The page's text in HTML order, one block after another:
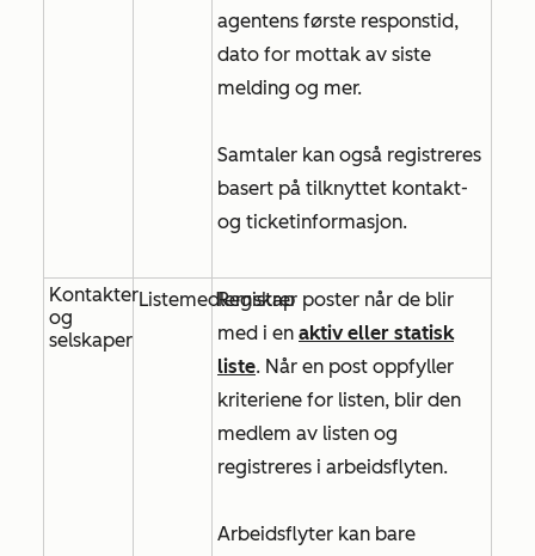
agentens første responstid,
dato for mottak av siste
melding og mer.
Samtaler kan også registreres
basert på tilknyttet kontakt-
og ticketinformasjon.
Kontakter
og
selskaper
ListemedlemskapRegistrer poster når de blir
med i en aktiv eller statisk
liste. Når en post oppfyller
kriteriene for listen, blir den
medlem av listen og
registreres i arbeidsflyten.
Arbeidsflyter kan bare